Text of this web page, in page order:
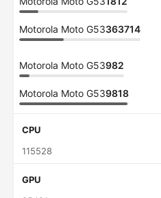
Motorola Moto G53363714
Motorola Moto G53982
Motorola Moto G539818
CPU
115528
GPU